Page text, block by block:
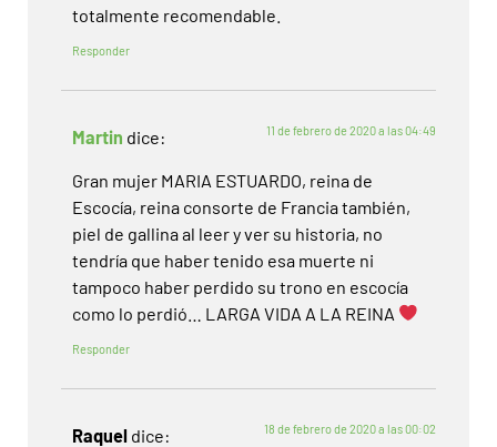
totalmente recomendable.
Responder
Martin dice: 11 de febrero de 2020 a las 04:49
Gran mujer MARIA ESTUARDO, reina de
Escocía, reina consorte de Francia también,
piel de gallina al leer y ver su historia, no
tendría que haber tenido esa muerte ni
tampoco haber perdido su trono en escocía
como lo perdió… LARGA VIDA A LA REINA
Responder
Raquel dice: 18 de febrero de 2020 a las 00:02